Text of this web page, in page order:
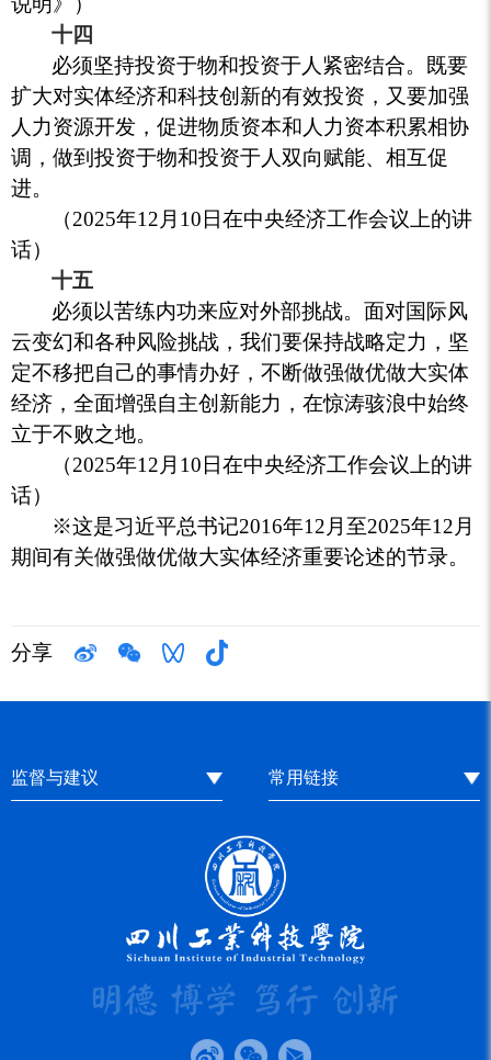
十四
必须坚持投资于物和投资于人紧密结合。既要
扩大对实体经济和科技创新的有效投资，又要加强
人力资源开发，促进物质资本和人力资本积累相协
调，做到投资于物和投资于人双向赋能、相互促
进。
（2025年12月10日在中央经济工作会议上的讲
话）
十五
必须以苦练内功来应对外部挑战。面对国际风
云变幻和各种风险挑战，我们要保持战略定力，坚
定不移把自己的事情办好，不断做强做优做大实体
经济，全面增强自主创新能力，在惊涛骇浪中始终
立于不败之地。
（2025年12月10日在中央经济工作会议上的讲
话）
※这是习近平总书记2016年12月至2025年12月
期间有关做强做优做大实体经济重要论述的节录。
分享
监督与建议 常用链接